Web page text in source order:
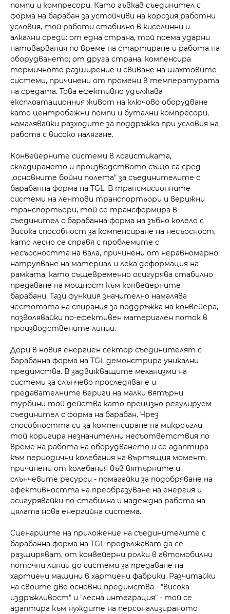
помпи и компресори. Като гъвкав съединител с
форма на барабан за устойчиви на корозия работни
условия, той работи стабилно в киселинни и
алкални среди: от една страна, той поема ударни
натоварвания по време на стартиране и работа на
оборудването; от друга страна, компенсира
термичното разширение и свиване на шахтовите
системи, причинени от промени в температурата
на средата. Това ефективно удължава
експлоатационния живот на ключово оборудване
като центробежни помпи и бутални компресори,
намалявайки разходите за поддръжка при условия на
работа с високо налягане.
Конвейерните системи в логистиката,
складирането и производството също са сред
„основните бойни полета“ за съединителите с
барабанна форма на TGL. В трансмисионните
системи на лентови транспортьори и верижни
транспортьори, той се трансформира в
съединител с барабанна форма на зъбно колело с
висока способност за компенсиране на несъосност,
като лесно се справя с проблемите с
несъосността на вала, причинени от неравномерно
натрупване на материал и лека деформация на
рамката, като същевременно осигурява стабилно
предаване на мощност към конвейерните
барабани. Тази функция значително намалява
честотата на спирания за поддръжка на конвейера,
позволявайки по-ефективен материален поток в
производствените линии.
Дори в новия енергиен сектор съединителят с
барабанна форма на TGL демонстрира уникални
предимства. В задвижващите механизми на
системи за слънчево проследяване и
предавателните вериги на малки вятърни
турбини той действа като прецизно регулируем
съединител с форма на барабан. Чрез
способността си за компенсиране на микроъгли,
той коригира незначителни несъответствия по
време на работа на оборудването и се адаптира
към периодични колебания на въртящия момент,
причинени от колебания във вятърните и
слънчевите ресурси - помагайки за подобряване на
ефективността на преобразуване на енергия и
осигурявайки по-стабилна и надеждна работа на
цялата нова енергийна система.
Сценариите на приложение на съединителите с
барабанна форма на TGL продължават да се
разширяват, от конвейерни ролки в автомобилни
поточни линии до системи за предаване на
хартиени машини в хартиени фабрики. Разчитайки
на своите две основни предимства - "висока
издръжливост" и "лесна интеграция" - той се
адаптира към нуждите на персонализираното